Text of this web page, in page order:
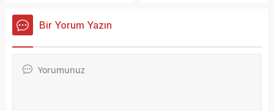
Bir Yorum Yazın